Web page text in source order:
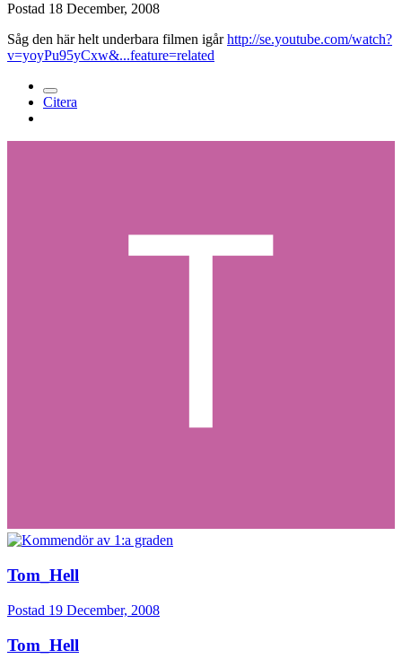
Postad 18 December, 2008
Såg den här helt underbara filmen igårhttp://se.youtube.com/watch?
v=yoyPu95yCxw&...feature=related
Citera
Tom_Hell
Postad 19 December, 2008
Tom_Hell